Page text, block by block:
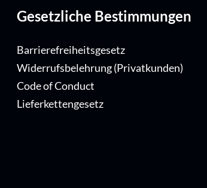
Gesetzliche Bestimmungen
Barrierefreiheitsgesetz
Widerrufsbelehrung (Privatkunden)
Code of Conduct
Lieferkettengesetz